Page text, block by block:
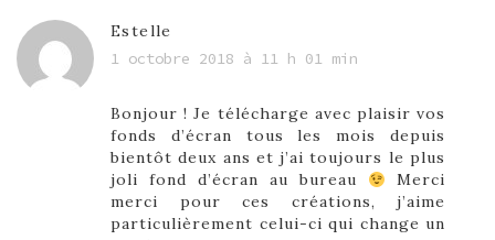
Estelle
1 octobre 2018 à 11 h 01 min
Bonjour ! Je télécharge avec plaisir vos
fonds d’écran tous les mois depuis
bientôt deux ans et j’ai toujours le plus
joli fond d’écran au bureau
Merci
merci pour ces créations, j’aime
particulièrement celui-ci qui change un